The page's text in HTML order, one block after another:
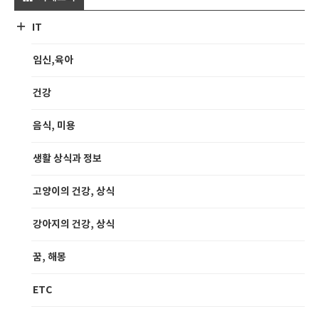
IT
임신,육아
건강
음식, 미용
생활 상식과 정보
고양이의 건강, 상식
강아지의 건강, 상식
꿈, 해몽
ETC